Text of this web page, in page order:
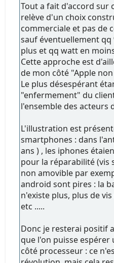
Tout a fait d'accord sur
relève d'un choix
commerciale et pas de
sauf éventuellement qq
plus et qq watt en
Cette approche est
de mon côté "Apple
Le plus désespérant
"enfermement" du
l'ensemble des acteurs
L'illustration est
smartphones : dans
ans ) , les iphones
pour la réparabilité (vis
non amovible par
android sont pires : la
n'existe plus, plus de
etc .....
Donc je resterai positif
que l'on puisse
côté processeur : ce